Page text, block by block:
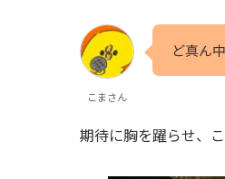
こまさん
ど真ん
期待に胸を躍らせ、